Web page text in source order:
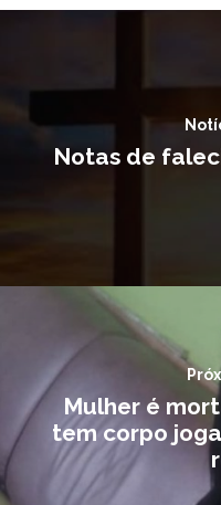
Notas de
Mulher é
tem corpo